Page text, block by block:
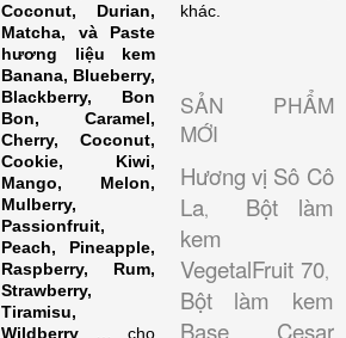
Coconut, Durian,
Matcha, và Paste
hương liệu kem
Banana, Blueberry,
Blackberry, Bon
Bon, Caramel,
Cherry, Coconut,
Cookie, Kiwi,
Mango, Melon,
Mulberry,
Passionfruit,
Peach, Pineapple,
Raspberry, Rum,
Strawberry,
Tiramisu,
Wildberry … cho
khác.
SẢN PHẨM
MỚI
Hương vị Sô Cô
La, Bột làm
kem
VegetalFruit 70,
Bột làm kem
Base Cesar